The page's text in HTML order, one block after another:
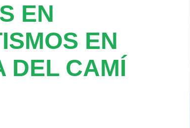
EN
EN
DEL CAMÍ